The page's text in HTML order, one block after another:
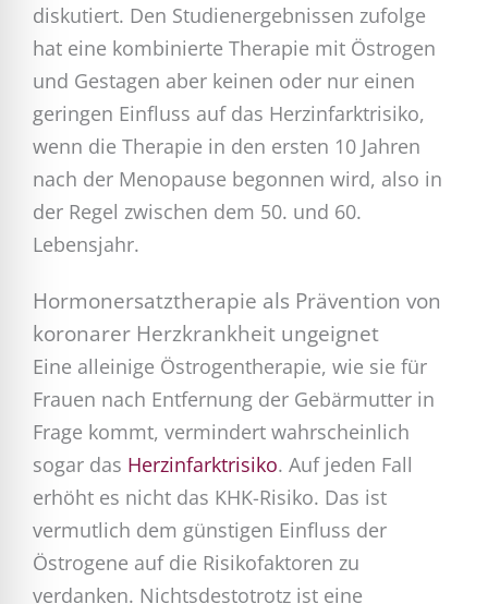
diskutiert. Den Studienergebnissen zufolge
hat eine kombinierte Therapie mit Östrogen
und Gestagen aber keinen oder nur einen
geringen Einfluss auf das Herzinfarktrisiko,
wenn die Therapie in den ersten 10 Jahren
nach der Menopause begonnen wird, also in
der Regel zwischen dem 50. und 60.
Lebensjahr.
Hormonersatztherapie als Prävention von
koronarer Herzkrankheit ungeignet
Eine alleinige Östrogentherapie, wie sie für
Frauen nach Entfernung der Gebärmutter in
Frage kommt, vermindert wahrscheinlich
sogar das Herzinfarktrisiko. Auf jeden Fall
erhöht es nicht das KHK-Risiko. Das ist
vermutlich dem günstigen Einfluss der
Östrogene auf die Risikofaktoren zu
verdanken. Nichtsdestotrotz ist eine